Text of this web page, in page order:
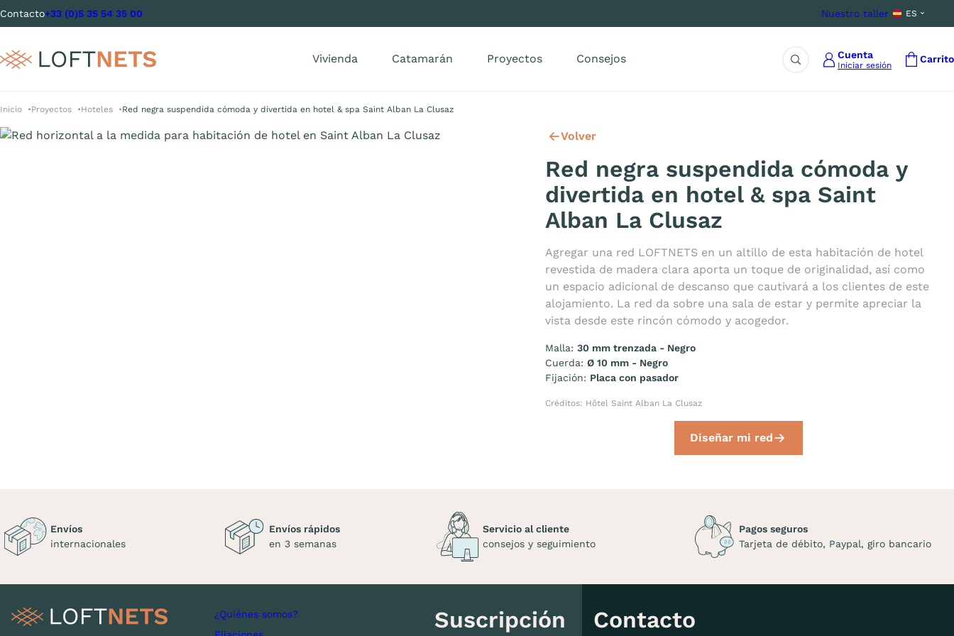
Contacto+33 (0)5 35 54 35 00 Nuestro taller ES
Vivienda Catamarán Proyectos Consejos
Buscar
Cuenta
Iniciar sesión
Carrito
Inicio Proyectos Hoteles Red negra suspendida cómoda y divertida en hotel & spa Saint Alban La Clusaz
Volver
Red negra suspendida cómoda y
divertida en hotel & spa Saint
Alban La Clusaz
Agregar una red LOFTNETS en un altillo de esta habitación de hotel
revestida de madera clara aporta un toque de originalidad, así como
un espacio adicional de descanso que cautivará a los clientes de este
alojamiento. La red da sobre una sala de estar y permite apreciar la
vista desde este rincón cómodo y acogedor.
Malla: 30 mm trenzada - Negro
Cuerda: Ø 10 mm - Negro
Fijación: Placa con pasador
Créditos: Hôtel Saint Alban La Clusaz
Diseñar mi red
Envíos
internacionales
Envíos rápidos
en 3 semanas
Servicio al cliente
consejos y seguimiento
Pagos seguros
Tarjeta de débito, Paypal, giro bancario
¿Quiénes somos?
Suscripción
Contacto